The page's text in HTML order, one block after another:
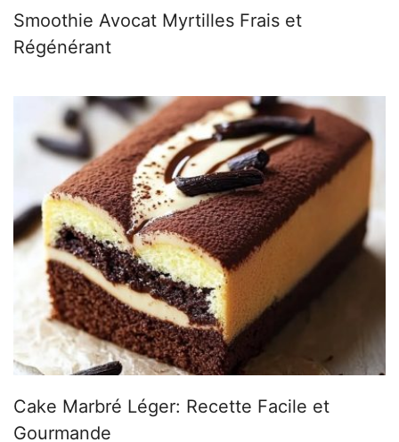
Smoothie Avocat Myrtilles Frais et
Régénérant
Cake Marbré Léger: Recette Facile et
Gourmande